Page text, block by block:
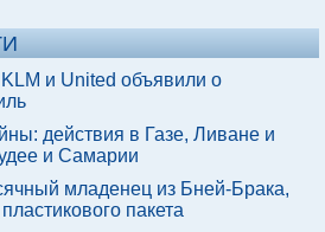
и United объявили о
действия в Газе, Ливане и
и Самарии
младенец из Бней-Брака,
пакета